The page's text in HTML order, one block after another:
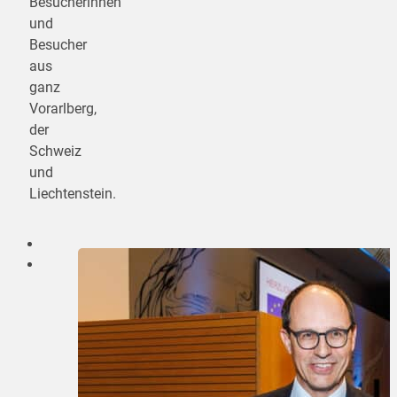
und
Besucher
aus
ganz
Vorarlberg,
der
Schweiz
und
Liechtenstein.